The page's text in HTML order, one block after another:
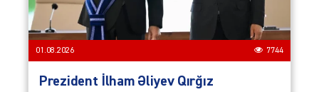
01.08.2026 7744
Prezident İlham Əliyev Qırğız